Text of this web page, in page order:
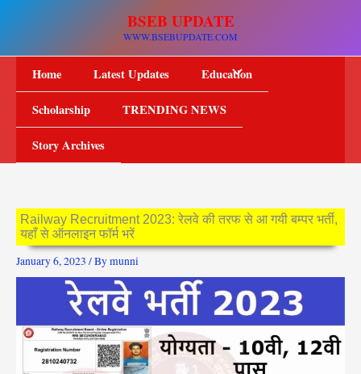
BSEB UPDATE
WWW.BSEBUPDATE.COM
Home Latest Updates Education
Scholarship TRENDING NEWS
Story Archives
Railway Recruitment 2023: रेलवे की तरफ से आ गयी बम्पर भर्ती,
यहाँ से ऑनलाइन फॉर्म भरें
January 6, 2023 / Bymunni